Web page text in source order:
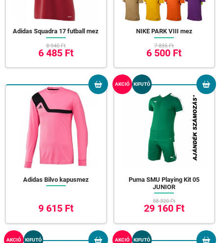
Adidas Squadra 17 futball mez
8 940 Ft
6 485 Ft
NIKE PARK VIII mez
7 835 Ft
6 500 Ft
Adidas Bilvo kapusmez
9 615 Ft
AKCIÓ KIFUTÓ
Puma SMU Playing Kit 05
JUNIOR
58 320 Ft
29 160 Ft
AKCIÓ KIFUTÓ AKCIÓ KIFUTÓ